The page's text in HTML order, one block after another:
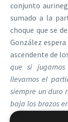
conjunto
sumado a la
choque que se
González
ascendente de
que si
llevarnos el
siempre un duro
baja los brazos
de Renata, el